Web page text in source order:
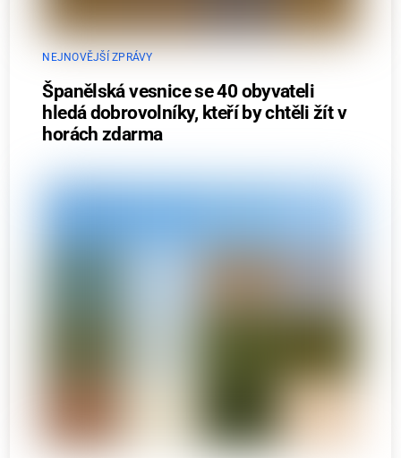
NEJNOVĚJŠÍ ZPRÁVY
Španělská vesnice se 40 obyvateli
hledá dobrovolníky, kteří by chtěli žít v
horách zdarma